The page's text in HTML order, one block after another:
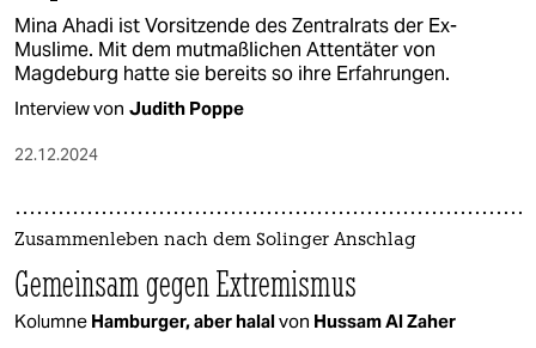
Mina Ahadi ist Vorsitzende des Zentralrats der Ex-
Muslime. Mit dem mutmaßlichen Attentäter von
Magdeburg hatte sie bereits so ihre Erfahrungen.
Interview von Judith Poppe
22.12.2024
Zusammenleben nach dem Solinger Anschlag
Gemeinsam gegen Extremismus
Kolumne Hamburger, aber halalvon Hussam Al Zaher